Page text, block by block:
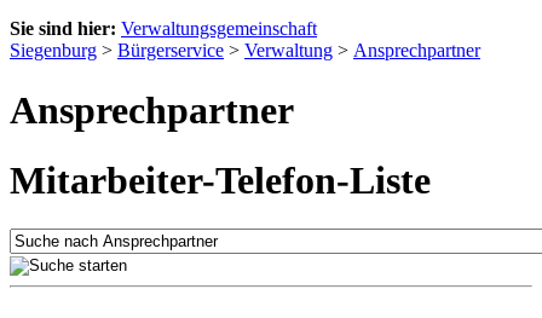
Sie sind hier: Verwaltungsgemeinschaft
Siegenburg > Bürgerservice > Verwaltung > Ansprechpartner
Ansprechpartner
Mitarbeiter-Telefon-Liste